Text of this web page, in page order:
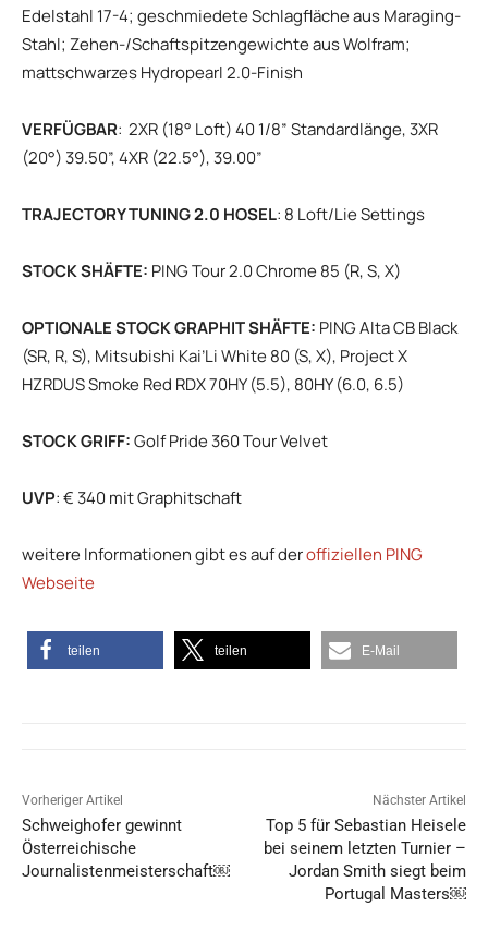
Edelstahl 17-4; geschmiedete Schlagfläche aus Maraging-
Stahl; Zehen-/Schaftspitzengewichte aus Wolfram;
mattschwarzes Hydropearl 2.0-Finish
VERFÜGBAR: 2XR (18° Loft) 40 1/8” Standardlänge, 3XR
(20°) 39.50”, 4XR (22.5°), 39.00”
TRAJECTORY TUNING 2.0 HOSEL: 8 Loft/Lie Settings
STOCK SHÄFTE: PING Tour 2.0 Chrome 85 (R, S, X)
OPTIONALE STOCK GRAPHIT SHÄFTE: PING Alta CB Black
(SR, R, S), Mitsubishi Kai’Li White 80 (S, X), Project X
HZRDUS Smoke Red RDX 70HY (5.5), 80HY (6.0, 6.5)
STOCK GRIFF:Golf Pride 360 Tour Velvet
UVP: € 340 mit Graphitschaft
weitere Informationen gibt es auf deroffiziellen PING
Webseite
teilen teilen E-Mail
Vorheriger Artikel
Schweighofer gewinnt
Österreichische
Journalistenmeisterschaft￼
Nächster Artikel
Top 5 für Sebastian Heisele
bei seinem letzten Turnier –
Jordan Smith siegt beim
Portugal Masters￼